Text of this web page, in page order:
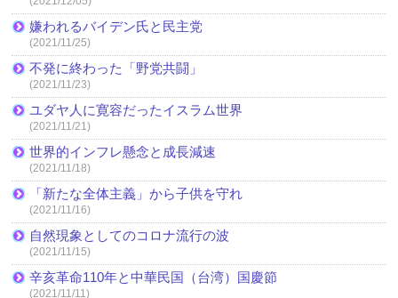
嫌われるバイデン氏と民主党
(2021/11/25)
不発に終わった「野党共闘」
(2021/11/23)
ユダヤ人に寛容だったイスラム世界
(2021/11/21)
世界的インフレ懸念と成長減速
(2021/11/18)
「新たな全体主義」から子供を守れ
(2021/11/16)
自然現象としてのコロナ流行の波
(2021/11/15)
辛亥革命110年と中華民国（台湾）国慶節
(2021/11/11)